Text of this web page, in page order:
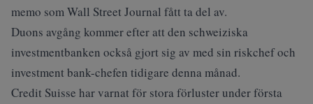
memo som Wall Street Journal fått ta del av.
Duons avgång kommer efter att den schweiziska
investmentbanken också gjort sig av med sin riskchef och
investment bank-chefen tidigare denna månad.
Credit Suisse har varnat för stora förluster under första